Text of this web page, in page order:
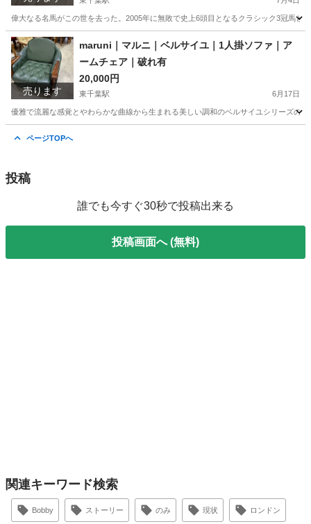
偉大なる名馬がこの世を去った。2005年に無敗で史上6頭目となるクラシック3冠馬と
千葉 千葉市 東千葉駅 ディープインパクト
売ります
maruni｜マルニ｜ベルサイユ｜1人掛ソファ｜ア
ームチェア｜破れ有
20,000円
東千葉駅 6月17日
優雅で流麗な感覚とやわらかな曲線から生まれる美しい調和のベルサイユシリーズの
ページTOPへ
投稿
誰でも今すぐ30秒で投稿出来る
投稿画面へ (無料)
関連キーワード検索
Bobby ストーリー のみ 現状 ロンドン